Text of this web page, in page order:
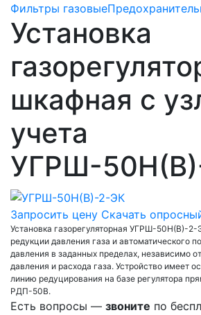
Фильтры газовые
Установка
шкафная с
учета
УГРШ-
Запросить цену Скачать
Установка газорегуляторная УГРШ-50Н(В)-2-
редукции давления газа и автоматического
давления в заданных пределах, независимо
давления и расхода газа. Устройство имеет
линию редуцирования на базе регулятора
РДП-50В.
Есть вопросы — звоните по